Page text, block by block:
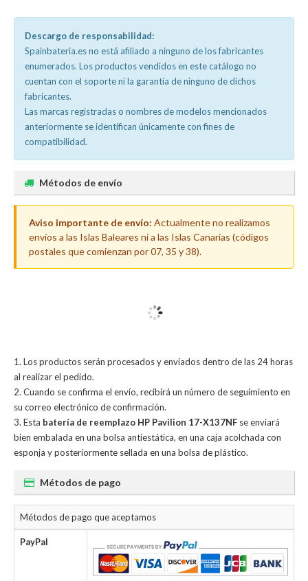
Descargo de responsabilidad:
Spainbateria.es no está afiliado a ninguno de los fabricantes
enumerados. Los productos vendidos en este catálogo no
cuentan con el soporte ni la garantía de ninguno de dichos
fabricantes.
Las marcas registradas o nombres de modelos mencionados
anteriormente se identifican únicamente con fines de
compatibilidad.
Métodos de envío
Aviso importante de envío: Actualmente no realizamos
envíos a las Islas Baleares ni a las Islas Canarias (códigos
postales que comienzan por 07, 35 y 38).
Los productos serán procesados y enviados dentro de las 24 horas
al realizar el pedido.
Cuando se confirma el envío, recibirá un número de seguimiento en
su correo electrónico de confirmación.
Esta batería de reemplazo HP Pavilion 17-X137NF se enviará
bien embalada en una bolsa antiestática, en una caja acolchada con
esponja y posteriormente sellada en una bolsa de plástico.
Métodos de pago
Métodos de pago que aceptamos
PayPal